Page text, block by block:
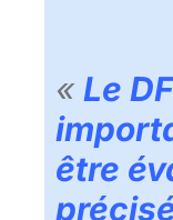
«Le
être